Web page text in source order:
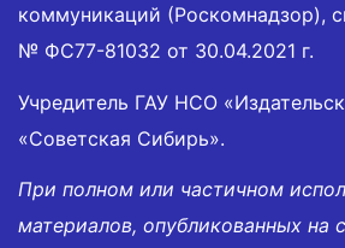
коммуникаций (Роскомнадзор),
№ ФС77-81032 от 30.04.2021 г.
Учредитель ГАУ НСО
«Советская Сибирь».
При полном или частичном
материалов, опубликованных на